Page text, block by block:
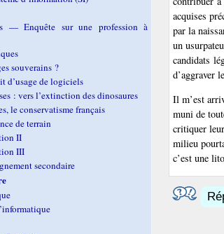
acquises
par la
un
candidats
d’aggraver
Il m’est
muni de
critiquer
milieu
c’est une
— Enquête sur une profession à
souverains ?
d’usage de logiciels
: vers l’extinction des dinosaures
le conservatisme français
de terrain
II
III
secondaire